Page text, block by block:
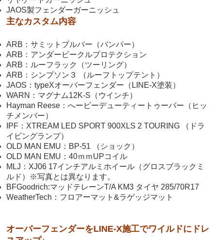
JAOS製フェンダーガーニッシュ
主なカスタム内容
ARB：サミットブルバー（バンパー）
ARB：アンダービークルプロテクション
ARB：ルーフラック（ツーリング）
ARB：シンプソン３ （ルーフトップテント）
JAOS：typeXオーバーフェンダー（LINE-X塗装）
WARN：マグナム12K-S（ウインチ）
Hayman Reese：へービーデューティートゥーバー（ヒッ
チメンバー）
IPF：XTREAM LED SPORT 900XLS 2 TOURING （ドラ
イビングランプ）
OLD MAN EMU：BP-51 （ショック）
OLD MAN EMU：40ｍｍUPコイル
MLJ：XJ06 17インチアルミホイール（グロスブラックミ
ルド）※写真とは異なります。
BFGoodrich:マッドテレーンT/A KM3 タイヤ 285/70R17
WeatherTech：フロアーマット&ラゲッジマット
オーバーフェンダーをLINE-X施工でワイルドにドレ